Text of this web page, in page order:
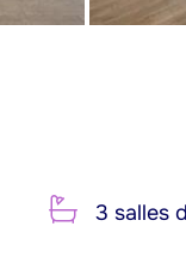
3 salles